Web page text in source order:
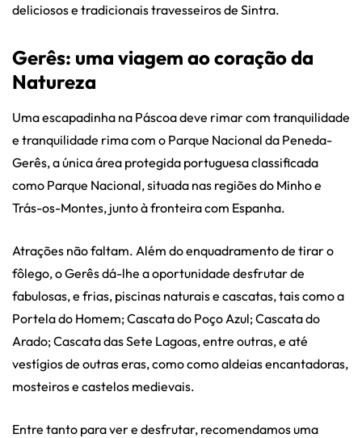
deliciosos e tradicionais travesseiros de Sintra.
Gerês: uma viagem ao coração da
Natureza
Uma escapadinha na Páscoa deve rimar com tranquilidade
e tranquilidade rima com o Parque Nacional da Peneda-
Gerês, a única área protegida portuguesa classificada
como Parque Nacional, situada nas regiões do Minho e
Trás-os-Montes, junto à fronteira com Espanha.
Atrações não faltam. Além do enquadramento de tirar o
fôlego, o Gerês dá-lhe a oportunidade desfrutar de
fabulosas, e frias, piscinas naturais e cascatas, tais como a
Portela do Homem; Cascata do Poço Azul; Cascata do
Arado; Cascata das Sete Lagoas, entre outras, e até
vestígios de outras eras, como como aldeias encantadoras,
mosteiros e castelos medievais.
Entre tanto para ver e desfrutar, recomendamos uma